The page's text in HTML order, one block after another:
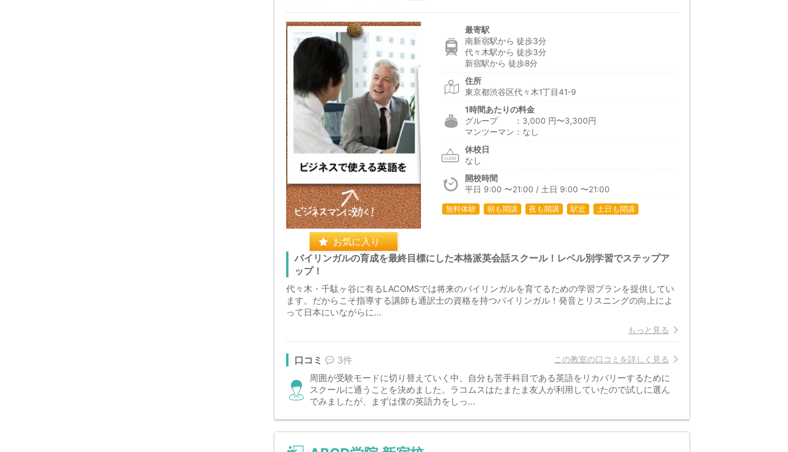
お気に入り
最寄駅
南新宿駅から 徒歩3分
代々木駅から 徒歩3分
新宿駅から 徒歩8分
住所
東京都渋谷区代々木1丁目41-9
1時間あたりの料金
グループ ：3,000 円〜3,300円
マンツーマン：なし
休校日
なし
開校時間
平日 9:00 〜21:00 / 土日 9:00 〜21:00
無料体験 朝も開講 夜も開講 駅近 土日も開講
バイリンガルの育成を最終目標にした本格派英会話スクール！レベル別学習でステップア
ップ！
代々木・千駄ヶ谷に有るLACOMSでは将来のバイリンガルを育てるための学習プランを提供してい
ます。だからこそ指導する講師も通訳士の資格を持つバイリンガル！発音とリスニングの向上によ
って日本にいながらに...
もっと見る
この教室の口コミを詳しく見る
口コミ 3件
周囲が受験モードに切り替えていく中、自分も苦手科目である英語をリカバリーするために
スクールに通うことを決めました。ラコムスはたまたま友人が利用していたので試しに選ん
でみましたが、まずは僕の英語力をしっ...